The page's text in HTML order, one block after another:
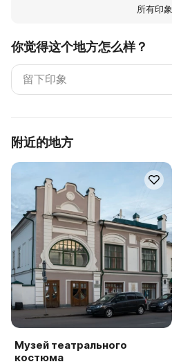
所有印象
你觉得这个地方怎么样？
附近的地方
Музей театрального
костюма